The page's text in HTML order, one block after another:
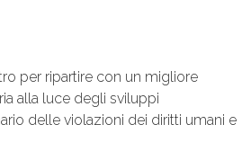
per ripartire con un migliore
alla luce degli sviluppi
delle violazioni dei diritti umani e